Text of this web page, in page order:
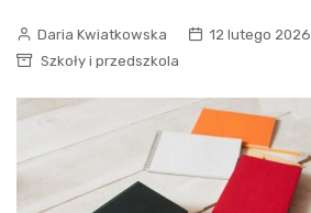
Daria Kwiatkowska
12 lutego 2026
Szkoły i przedszkola